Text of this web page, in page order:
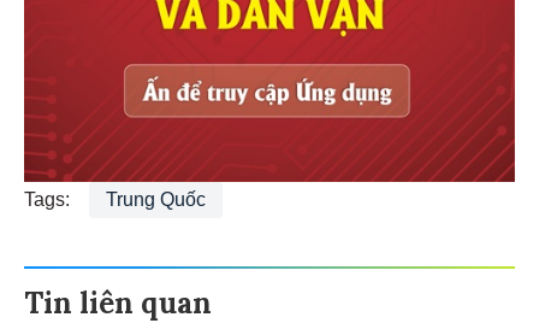
Tags: Trung Quốc
Tin liên quan